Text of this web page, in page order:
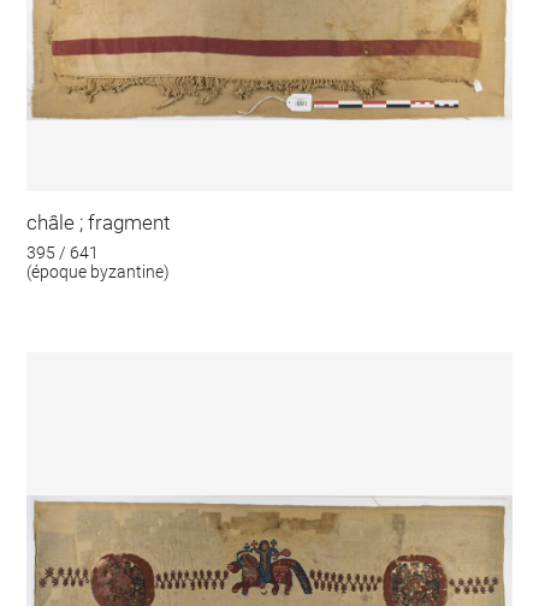
châle ; fragment
395 / 641
(époque byzantine)